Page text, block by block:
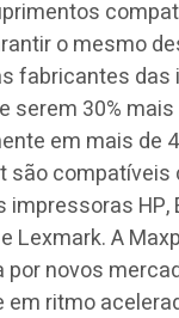
o mesmo
fabricantes das
serem 30%
em mais de
são compatíveis
HP,
Lexmark. A
novos
em ritmo